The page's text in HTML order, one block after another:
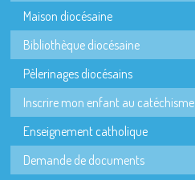
Maison diocésaine
Bibliothèque diocésaine
Pèlerinages diocésains
Inscrire mon enfant au catéchisme
Enseignement catholique
Demande de documents